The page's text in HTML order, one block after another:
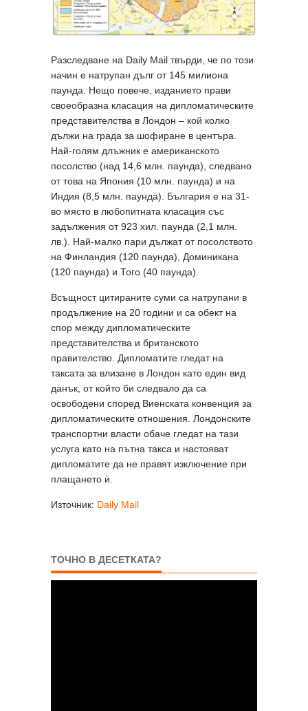
Разследване на Daily Mail твърди, че по този
начин е натрупан дълг от 145 милиона
паунда. Нещо повече, изданието прави
своеобразна класация на дипломатическите
представителства в Лондон – кой колко
дължи на града за шофиране в центъра.
Най-голям длъжник е американското
посолство (над 14,6 млн. паунда), следвано
от това на Япония (10 млн. паунда) и на
Индия (8,5 млн. паунда). България е на 31-
во място в любопитната класация със
задължения от 923 хил. паунда (2,1 млн.
лв.). Най-малко пари дължат от посолството
на Финландия (120 паунда), Доминикана
(120 паунда) и Того (40 паунда).
Всъщност цитираните суми са натрупани в
продължение на 20 години и са обект на
спор между дипломатическите
представителства и британското
правителство. Дипломатите гледат на
таксата за влизане в Лондон като един вид
данък, от който би следвало да са
освободени според Виенската конвенция за
дипломатическите отношения. Лондонските
транспортни власти обаче гледат на тази
услуга като на пътна такса и настояват
дипломатите да не правят изключение при
плащането ѝ.
Източник: Daily Mail
ТОЧНО В ДЕСЕТКАТА?